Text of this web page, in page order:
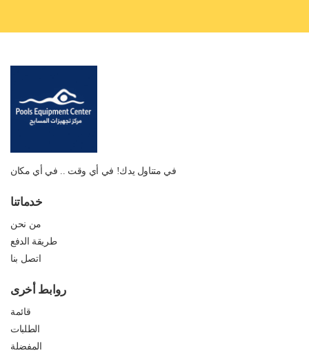
في متناول يدك! في أي وقت .. في أي مكان
خدماتنا
من نحن
طريقة الدفع
اتصل بنا
روابط أخرى
قائمة
الطلبات
المفضلة